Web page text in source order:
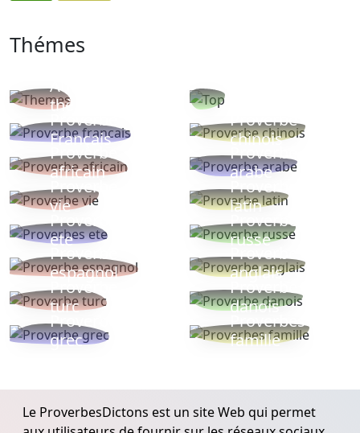
Thémes
Autres
thèmes
Proverbe
Français
Proverbe
chinois
Proverbe
africain
Proverbe
arabe
Proverbe
vie
Proverbe
latin
Proverbes
ete
Proverbe
russe
Proverbe
espagnol
Proverbe
anglais
Proverbe
turc
Proverbe
danois
Proverbe
grec
Proverbes
famille
Le ProverbesDictons est un site Web qui permet